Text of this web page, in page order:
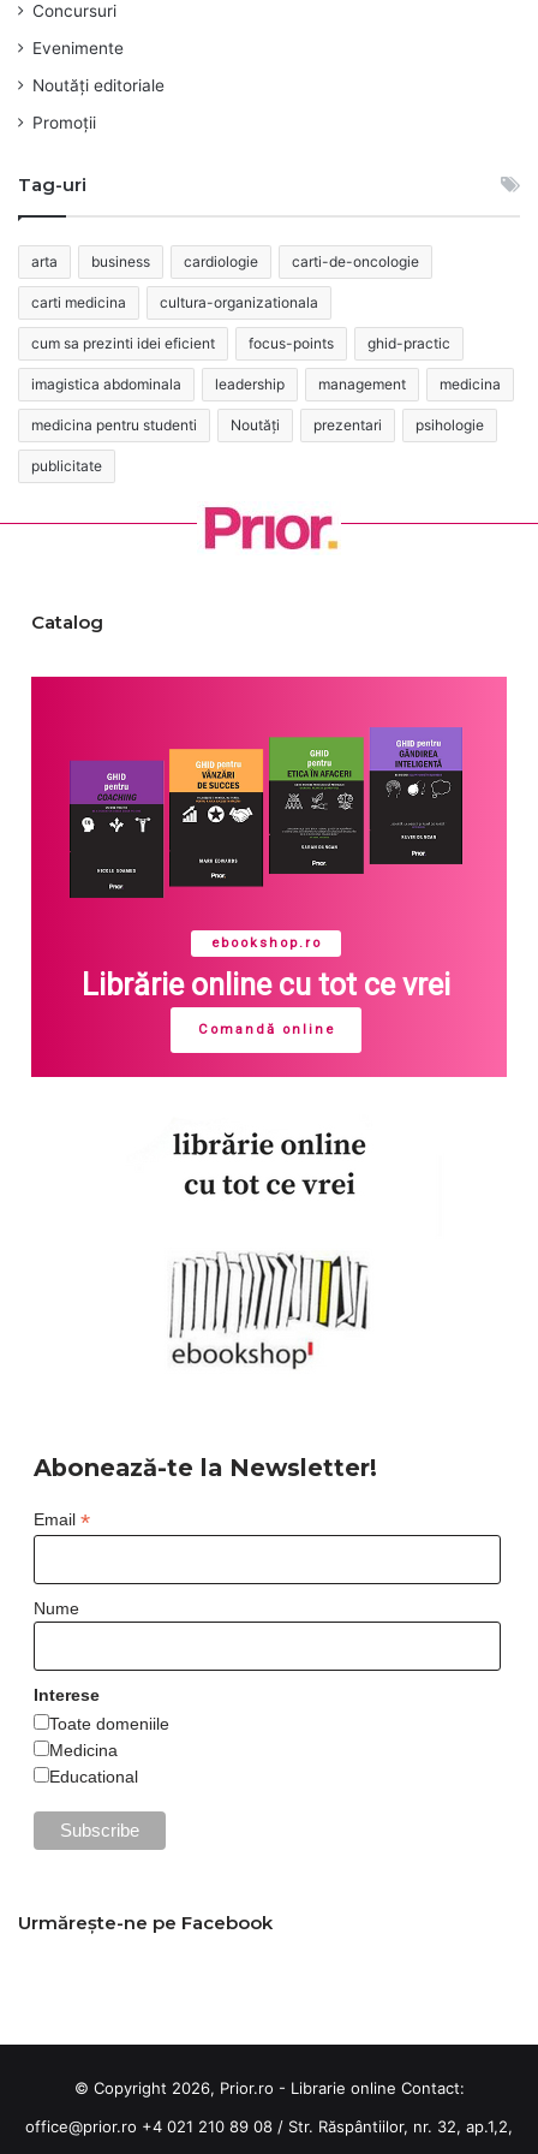
Concursuri
Evenimente
Noutăți editoriale
Promoții
Tag-uri
arta business cardiologie carti-de-oncologie
carti medicina cultura-organizationala
cum sa prezinti idei eficient focus-points ghid-practic
imagistica abdominala leadership management medicina
medicina pentru studenti Noutăți prezentari psihologie
publicitate
Catalog
ebookshop.ro
Librărie online cu tot ce vrei
Comandă online
Abonează-te la Newsletter!
Email *
Nume
Interese
Toate domeniile
Medicina
Educational
Urmărește-ne pe Facebook
© Copyright 2026, Prior.ro - Librarie online Contact:
office@prior.ro +4 021 210 89 08 / Str. Răspântiilor, nr. 32, ap.1,2,